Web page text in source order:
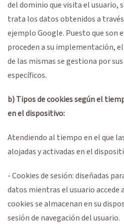
del dominio que visita el usuario,
trata los datos obtenidos a
ejemplo Google. Puesto que son
proceden a su implementación,
de las mismas se gestiona por
específicos.
b) Tipos de cookies según el
en el dispositivo:
Atendiendo al tiempo en el que
alojadas y activadas en el
- Cookies de sesión: diseñadas
datos mientras el usuario accede
cookies se almacenan en su
sesión de navegación del usuario.